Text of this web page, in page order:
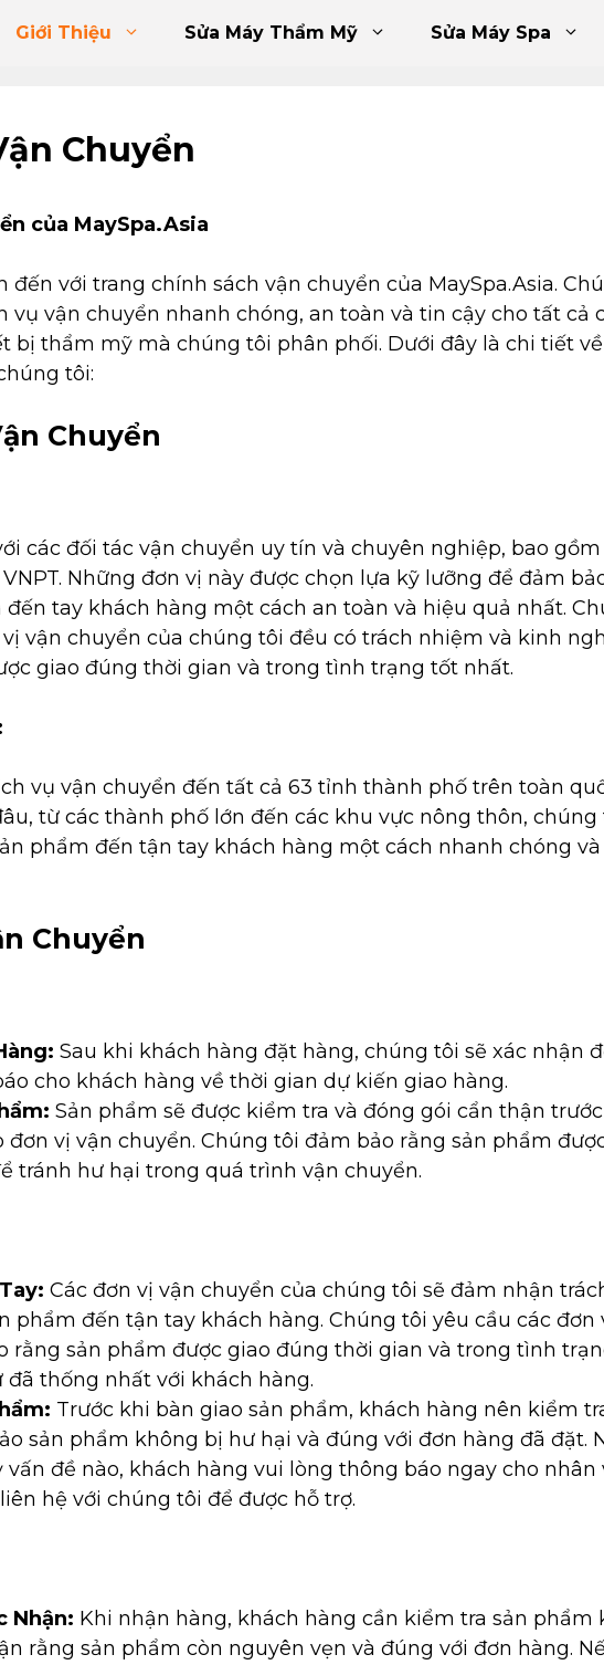
Giới Thiệu Sửa Máy Thẩm Mỹ Sửa Máy Spa
Chuyển
của MaySpa.Asia
đến với trang chính sách vận chuyển của MaySpa.Asia.
vụ vận chuyển nhanh chóng, an toàn và tin cậy cho tất cả
bị thẩm mỹ mà chúng tôi phân phối. Dưới đây là chi tiết
tôi:
Chuyển
các đối tác vận chuyển uy tín và chuyên nghiệp, bao
Những đơn vị này được chọn lựa kỹ lưỡng để đảm
tay khách hàng một cách an toàn và hiệu quả nhất.
vận chuyển của chúng tôi đều có trách nhiệm và kinh
giao đúng thời gian và trong tình trạng tốt nhất.
vụ vận chuyển đến tất cả 63 tỉnh thành phố trên toàn
từ các thành phố lớn đến các khu vực nông thôn, chúng
phẩm đến tận tay khách hàng một cách nhanh chóng và
Chuyển
Sau khi khách hàng đặt hàng, chúng tôi sẽ xác nhận
cho khách hàng về thời gian dự kiến giao hàng.
Sản phẩm sẽ được kiểm tra và đóng gói cẩn thận
đơn vị vận chuyển. Chúng tôi đảm bảo rằng sản phẩm
tránh hư hại trong quá trình vận chuyển.
Các đơn vị vận chuyển của chúng tôi sẽ đảm nhận
phẩm đến tận tay khách hàng. Chúng tôi yêu cầu các đơn
rằng sản phẩm được giao đúng thời gian và trong tình
đã thống nhất với khách hàng.
Trước khi bàn giao sản phẩm, khách hàng nên kiểm
sản phẩm không bị hư hại và đúng với đơn hàng đã đặt.
đề nào, khách hàng vui lòng thông báo ngay cho nhân
hệ với chúng tôi để được hỗ trợ.
Nhận: Khi nhận hàng, khách hàng cần kiểm tra sản phẩm
rằng sản phẩm còn nguyên vẹn và đúng với đơn hàng.